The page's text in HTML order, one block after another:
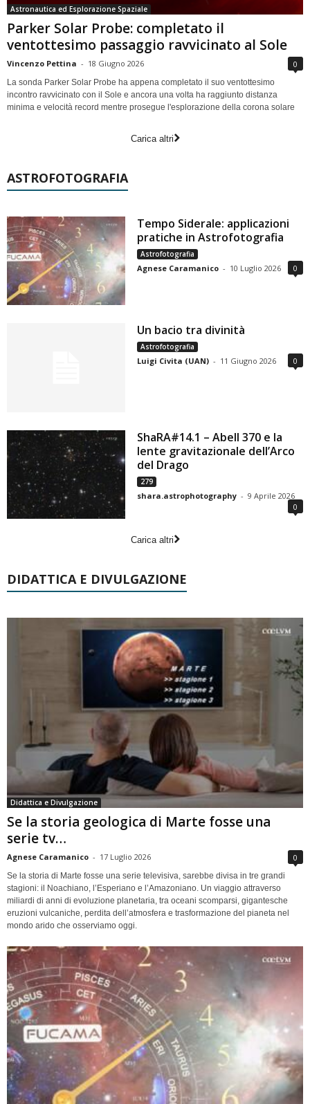
Astronautica ed Esplorazione Spaziale
Parker Solar Probe: completato il
ventottesimo passaggio ravvicinato al Sole
Vincenzo Pettina - 18 Giugno 2026 0
La sonda Parker Solar Probe ha appena completato il suo ventottesimo
incontro ravvicinato con il Sole e ancora una volta ha raggiunto distanza
minima e velocità record mentre prosegue l'esplorazione della corona solare
Carica altri
ASTROFOTOGRAFIA
Tempo Siderale: applicazioni
pratiche in Astrofotografia
Astrofotografia
Agnese Caramanico - 10 Luglio 2026 0
Un bacio tra divinità
Astrofotografia
Luigi Civita (UAN) - 11 Giugno 2026 0
ShaRA#14.1 – Abell 370 e la
lente gravitazionale dell’Arco
del Drago
279
shara.astrophotography - 9 Aprile 2026
0
Carica altri
DIDATTICA E DIVULGAZIONE
Didattica e Divulgazione
Se la storia geologica di Marte fosse una
serie tv…
Agnese Caramanico - 17 Luglio 2026 0
Se la storia di Marte fosse una serie televisiva, sarebbe divisa in tre grandi
stagioni: il Noachiano, l’Esperiano e l’Amazoniano. Un viaggio attraverso
miliardi di anni di evoluzione planetaria, tra oceani scomparsi, gigantesche
eruzioni vulcaniche, perdita dell’atmosfera e trasformazione del pianeta nel
mondo arido che osserviamo oggi.